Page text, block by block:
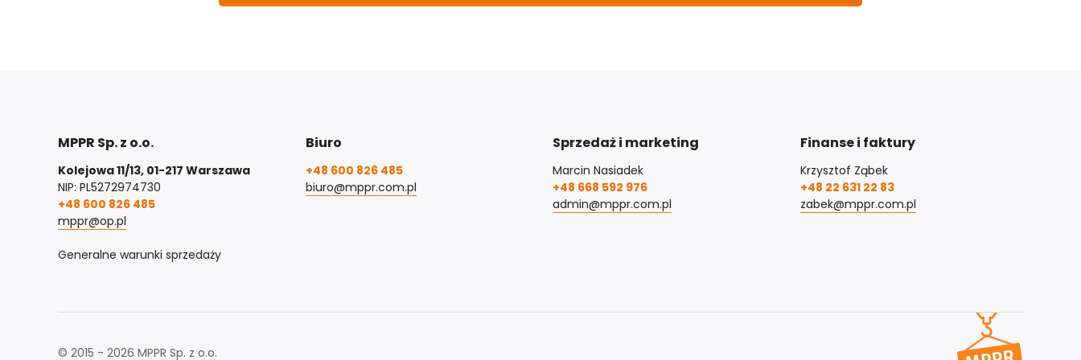
MPPR Sp. z o.o.
Kolejowa 11/13, 01-217 Warszawa
NIP: PL5272974730
+48 600 826 485
mppr@op.pl
Generalne warunki sprzedaży
Biuro
+48 600 826 485
biuro@mppr.com.pl
Sprzedaż i marketing
Marcin Nasiadek
+48 668 592 976
admin@mppr.com.pl
Finanse i faktury
Krzysztof Ząbek
+48 22 631 22 83
zabek@mppr.com.pl
© 2015 - 2026 MPPR Sp. z o.o.